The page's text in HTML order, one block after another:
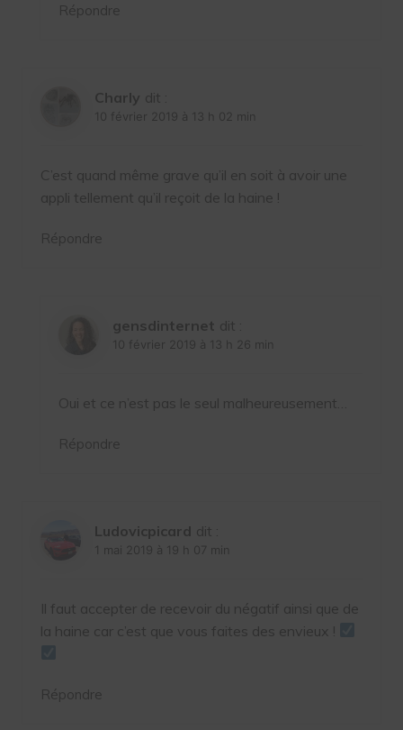
Répondre
Charly dit :
10 février 2019 à 13 h 02 min
C’est quand même grave qu’il en soit à avoir une
appli tellement qu’il reçoit de la haine !
Répondre
gensdinternet dit :
10 février 2019 à 13 h 26 min
Oui et ce n’est pas le seul malheureusement…
Répondre
Ludovicpicard dit :
1 mai 2019 à 19 h 07 min
Il faut accepter de recevoir du négatif ainsi que de
la haine car c’est que vous faites des envieux !
Répondre